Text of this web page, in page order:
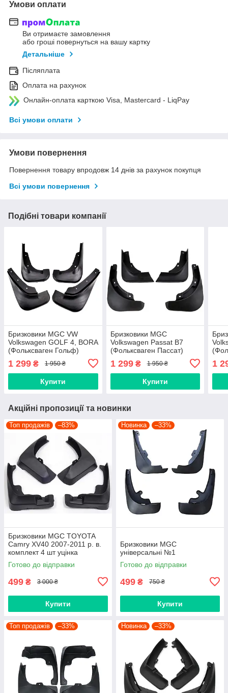
Умови оплати
Ви отримаєте замовлення
або гроші повернуться на вашу картку
Детальніше
Післяплата
Оплата на рахунок
Онлайн-оплата карткою Visa, Mastercard - LiqPay
Всі умови оплати
Умови повернення
Повернення товару впродовж 14 днів за рахунок покупця
Всі умови повернення
Подібні товари компанії
Бризковики MGC VW
Volkswagen GOLF 4, BORA
(Фольксваген Гольф)
1997-2004 р. в. комплект 4
шт 1J0075111, 1J0075101
1 299 ₴ 1 950 ₴
Купити
Бризковики MGC
Volkswagen Passat B7
(Фольксваген Пассат)
2011-2015 р. в. комплект 4
шт 3C0075111, 3C0075101
1 299₴ 1 950 ₴
Купити
шт
1
Акційні пропозиції та новинки
Топ продажів –83%
Бризковики MGC TOYOTA
Camry XV40 2007-2011 р. в.
комплект 4 шт уцінка
Готово до відправки
499 ₴ 3 000 ₴
Купити
Новинка –33%
Бризковики MGC
універсальні №1
Готово до відправки
499 ₴ 750 ₴
Купити
Топ продажів –33% Новинка –33%